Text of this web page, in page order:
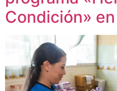
Condición»